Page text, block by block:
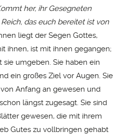
her, ihr Gesegneten
das euch bereitet ist von
liegt der Segen Gottes,
ihnen, ist mit ihnen gegangen;
sie umgeben. Sie haben ein
ein großes Ziel vor Augen. Sie
Anfang an gewesen und
längst zugesagt. Sie sind
gewesen, die mit ihrem
Gutes zu vollbringen gehabt